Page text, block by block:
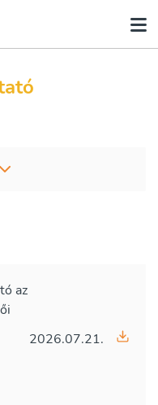
az
2026.07.21.